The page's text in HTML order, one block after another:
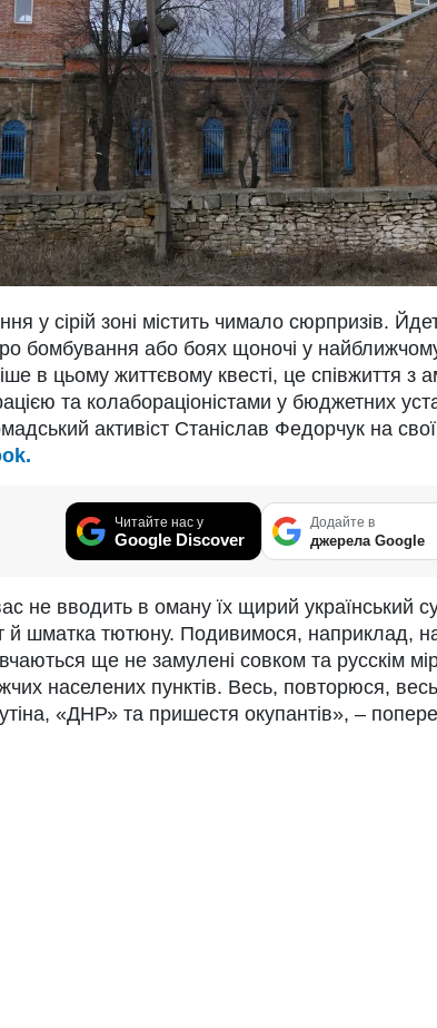
у сірій зоні містить чимало сюрпризів.
бомбування або боях щоночі у
в цьому життєвому квесті, це співжиття з
та колабораціоністами у бюджетних
активіст Станіслав Федорчук на
Читайте нас у
Google Discover
Додайте в
джерела Google
не вводить в оману їх щирий український
й шматка тютюну. Подивимося, наприклад,
ще не замулені совком та русскім
населених пунктів. Весь, повторюся,
«ДНР» та пришестя окупантів», –